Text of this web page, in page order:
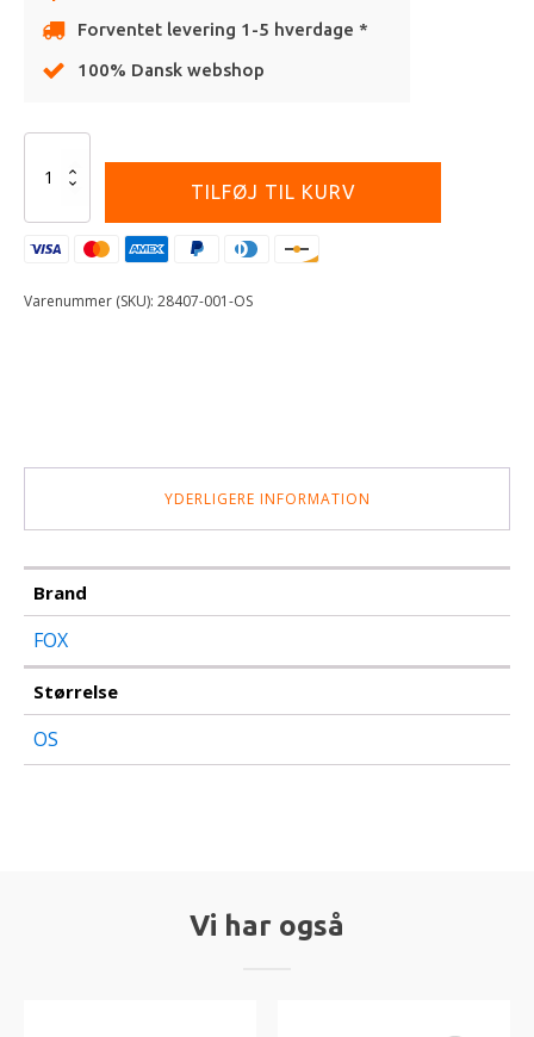
Forventet levering 1-5 hverdage *
100% Dansk webshop
UTILITY
HYDRATION
PACK-
antal
TILFØJ TIL KURV
Varenummer (SKU): 28407-001-OS
YDERLIGERE INFORMATION
Brand
FOX
Størrelse
OS
Vi har også